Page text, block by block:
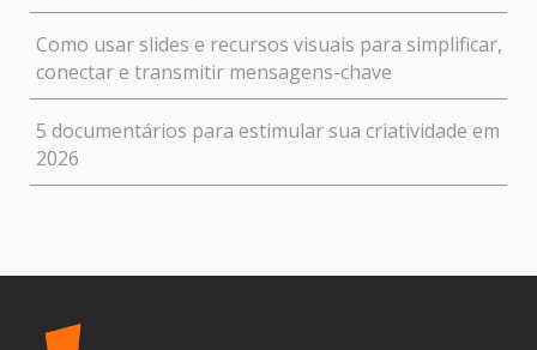
Como usar slides e recursos visuais para simplificar,
conectar e transmitir mensagens-chave
5 documentários para estimular sua criatividade em
2026